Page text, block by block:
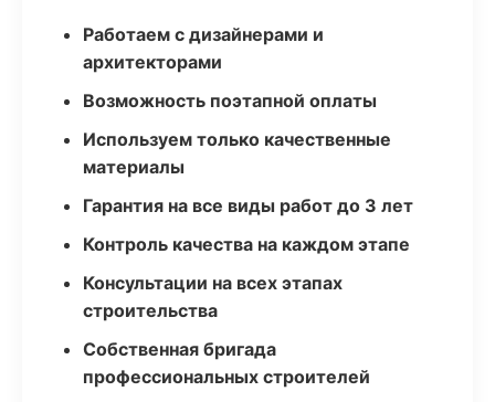
Работаем с дизайнерами и
архитекторами
Возможность поэтапной оплаты
Используем только качественные
материалы
Гарантия на все виды работ до 3 лет
Контроль качества на каждом этапе
Консультации на всех этапах
строительства
Собственная бригада
профессиональных строителей